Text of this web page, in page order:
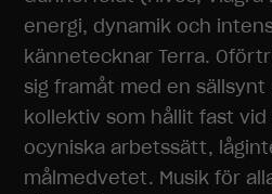
energi, dynamik och
kännetecknar Terra.
sig framåt med en
kollektiv som hållit fast
ocyniska arbetssätt,
målmedvetet. Musik för